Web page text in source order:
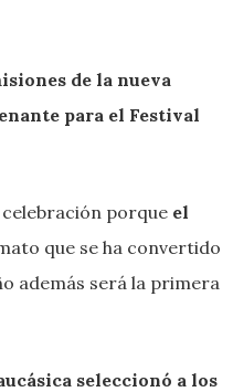
de la nueva
para el Festival
porque el
que se ha convertido
además será la primera
seleccionó a los